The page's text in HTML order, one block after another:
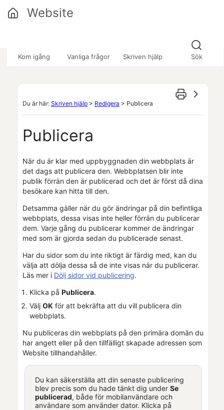
Kom igång Vanliga frågor Skriven hjälp Sök
Website
Du är här: Skriven hjälp > Redigera > Publicera
Publicera
När du är klar med uppbyggnaden din webbplats är
det dags att publicera den. Webbplatsen blir inte
publik förrän den är publicerad och det är först då dina
besökare kan hitta till den.
Detsamma gäller när du gör ändringar på din befintliga
webbplats, dessa visas inte heller förrän du publicerar
dem. Varje gång du publicerar kommer de ändringar
med som är gjorda sedan du publicerade senast.
Har du sidor som du inte riktigt är färdig med, kan du
välja att dölja dessa så de inte visas när du publicerar.
Läs mer i Dölj sidor vid publicering.
Klicka på Publicera.
Välj OK för att bekräfta att du vill publicera din
webbplats.
Nu publiceras din webbplats på den primära domän du
har angett eller på den tillfälligt skapade adressen som
Website tillhandahåller.
Du kan säkerställa att din senaste publicering
blev precis som du hade tänkt dig under Se
publicerad, både för mobilanvändare och
användare som använder dator. Klicka på